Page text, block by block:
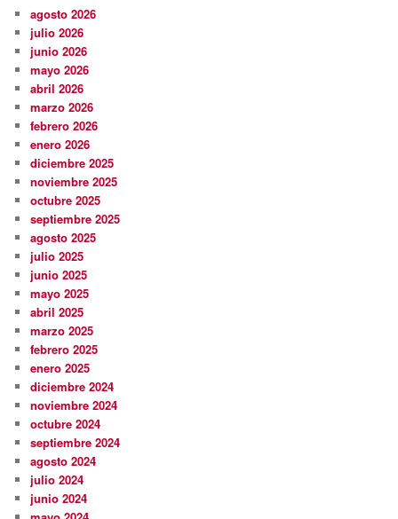
agosto 2026
julio 2026
junio 2026
mayo 2026
abril 2026
marzo 2026
febrero 2026
enero 2026
diciembre 2025
noviembre 2025
octubre 2025
septiembre 2025
agosto 2025
julio 2025
junio 2025
mayo 2025
abril 2025
marzo 2025
febrero 2025
enero 2025
diciembre 2024
noviembre 2024
octubre 2024
septiembre 2024
agosto 2024
julio 2024
junio 2024